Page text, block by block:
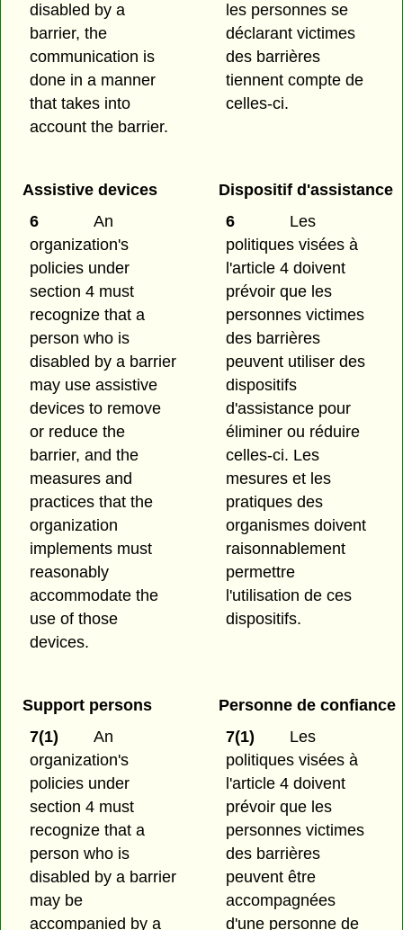
disabled by a
barrier, the
communication is
done in a manner
that takes into
account the barrier.
les personnes se
déclarant victimes
des barrières
tiennent compte de
celles-ci.
Assistive devices
6
An
organization's
policies under
section 4 must
recognize that a
person who is
disabled by a barrier
may use assistive
devices to remove
or reduce the
barrier, and the
measures and
practices that the
organization
implements must
reasonably
accommodate the
use of those
devices.
Dispositif d'assistance
6
Les
politiques visées à
l'article 4 doivent
prévoir que les
personnes victimes
des barrières
peuvent utiliser des
dispositifs
d'assistance pour
éliminer ou réduire
celles-ci. Les
mesures et les
pratiques des
organismes doivent
raisonnablement
permettre
l'utilisation de ces
dispositifs.
Support persons
7(1)
An
organization's
policies under
section 4 must
recognize that a
person who is
disabled by a barrier
may be
accompanied by a
Personne de confiance
7(1)
Les
politiques visées à
l'article 4 doivent
prévoir que les
personnes victimes
des barrières
peuvent être
accompagnées
d'une personne de